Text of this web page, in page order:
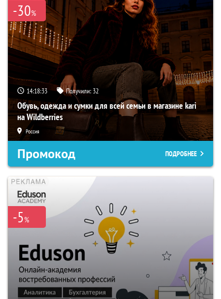
-30%
14:18:32 Получили: 32
Обувь, одежда и сумки для всей семьи в магазине kari
на Wildberries
Россия
Промокод ПОДРОБНЕЕ
-5%